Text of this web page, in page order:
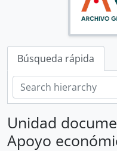
Búsqueda rápida
Unidad
Apoyo